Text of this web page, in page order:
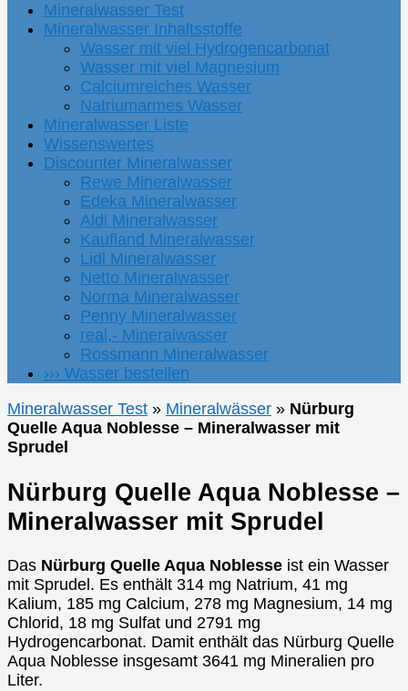
Mineralwasser Test
Mineralwasser Inhaltsstoffe
Wasser mit viel Hydrogencarbonat
Wasser mit viel Magnesium
Calciumreiches Wasser
Natriumarmes Wasser
Mineralwasser Liste
Wissenswertes
Discounter Mineralwasser
Rewe Mineralwasser
Edeka Mineralwasser
Aldi Mineralwasser
Kaufland Mineralwasser
Lidl Mineralwasser
Netto Mineralwasser
Norma Mineralwasser
Penny Mineralwasser
real,- Mineralwasser
Rossmann Mineralwasser
››› Wasser bestellen
Mineralwasser Test » Mineralwässer » Nürburg
Quelle Aqua Noblesse – Mineralwasser mit
Sprudel
Nürburg Quelle Aqua Noblesse –
Mineralwasser mit Sprudel
Das Nürburg Quelle Aqua Noblesse ist ein Wasser
mit Sprudel. Es enthält 314 mg Natrium, 41 mg
Kalium, 185 mg Calcium, 278 mg Magnesium, 14 mg
Chlorid, 18 mg Sulfat und 2791 mg
Hydrogencarbonat. Damit enthält das Nürburg Quelle
Aqua Noblesse insgesamt 3641 mg Mineralien pro
Liter.